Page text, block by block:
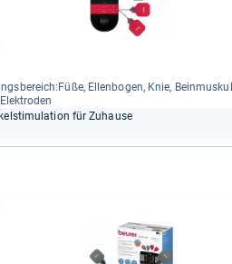
Ellen­bo­gen, Knie,
für Zuhause